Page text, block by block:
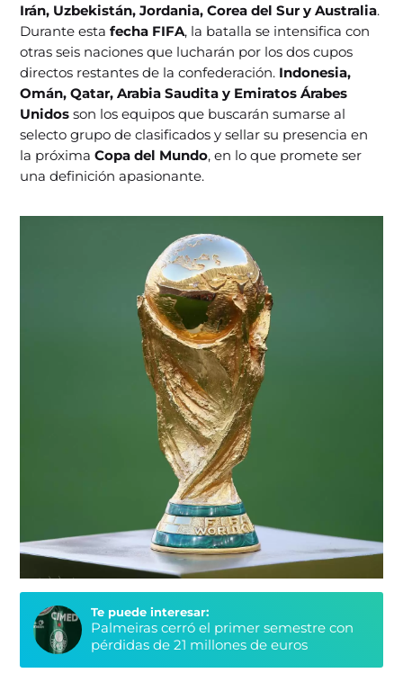
Irán, Uzbekistán, Jordania, Corea del Sur y Australia.
Durante estafecha FIFA, la batalla se intensifica con
otras seis naciones que lucharán por los dos cupos
directos restantes de la confederación. Indonesia,
Omán, Qatar, Arabia Saudita y Emiratos Árabes
Unidos son los equipos que buscarán sumarse al
selecto grupo de clasificados y sellar su presencia en
la próximaCopa del Mundo, en lo que promete ser
una definición apasionante.
Te puede interesar:
Palmeiras cerró el primer semestre con
pérdidas de 21 millones de euros